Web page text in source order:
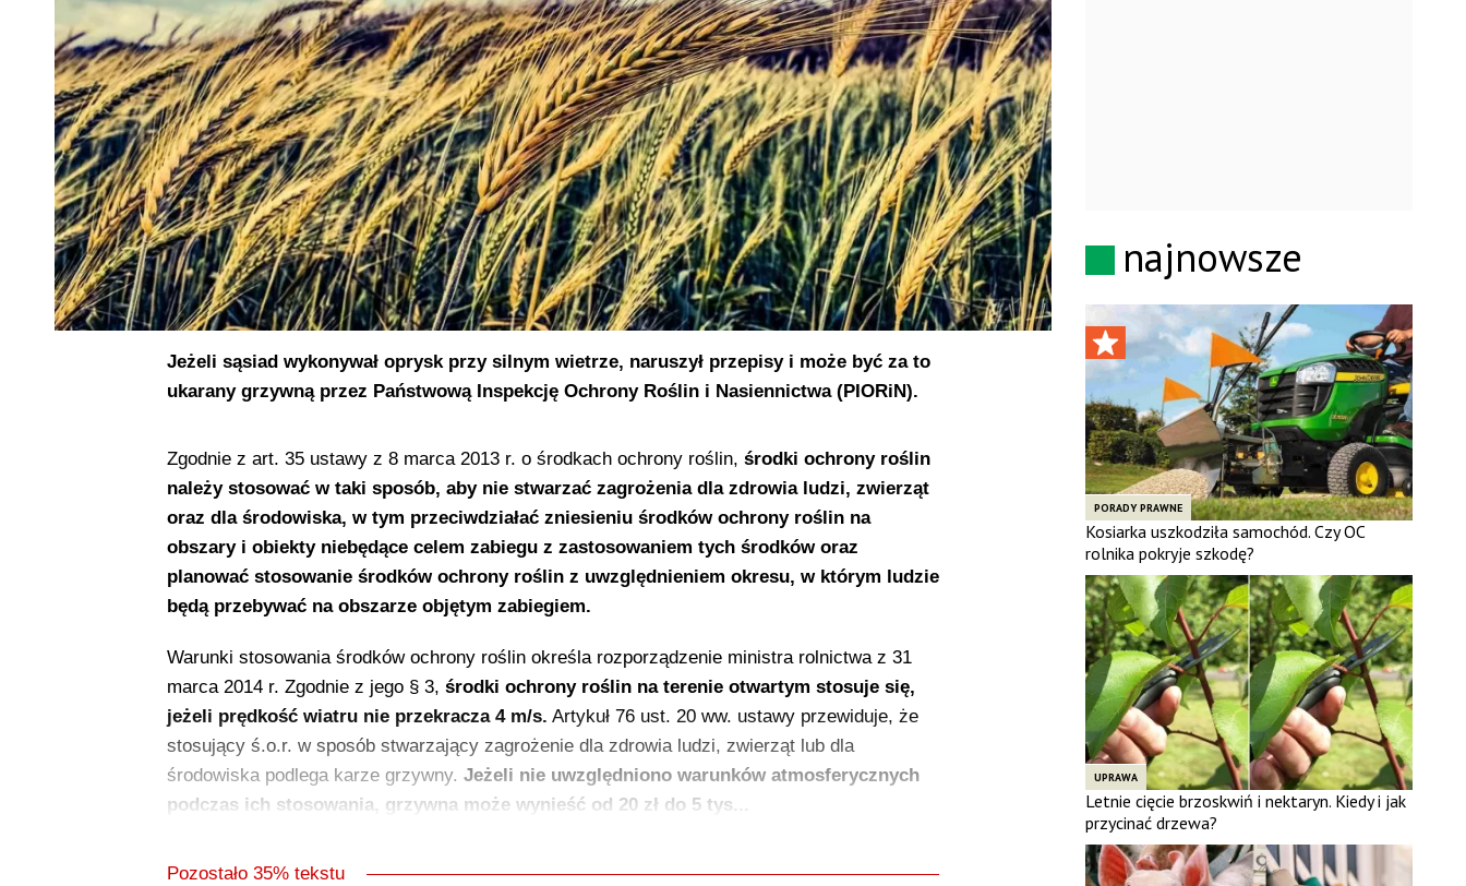
Jeżeli sąsiad wykonywał oprysk przy silnym wietrze, naruszył przepisy i może być za to
ukarany grzywną przez Państwową Inspekcję Ochrony Roślin i Nasiennictwa (PIORiN).
Zgodnie z art. 35 ustawy z 8 marca 2013 r. o środkach ochrony roślin, środki ochrony roślin
należy stosować w taki sposób, aby nie stwarzać zagrożenia dla zdrowia ludzi, zwierząt
oraz dla środowiska, w tym przeciwdziałać zniesieniu środków ochrony roślin na
obszary i obiekty niebędące celem zabiegu z zastosowaniem tych środków oraz
planować stosowanie środków ochrony roślin z uwzględnieniem okresu, w którym ludzie
będą przebywać na obszarze objętym zabiegiem.
Warunki stosowania środków ochrony roślin określa rozporządzenie ministra rolnictwa z 31
marca 2014 r. Zgodnie z jego § 3, środki ochrony roślin na terenie otwartym stosuje się,
jeżeli prędkość wiatru nie przekracza 4 m/s. Artykuł 76 ust. 20 ww. ustawy przewiduje, że
stosujący ś.o.r. w sposób stwarzający zagrożenie dla zdrowia ludzi, zwierząt lub dla
środowiska podlega karze grzywny. Jeżeli nie uwzględniono warunków atmosferycznych
podczas ich stosowania, grzywna może wynieść od 20 zł do 5 tys...
Pozostało 35% tekstu
najnowsze
PORADY PRAWNE
Kosiarka uszkodziła samochód. Czy OC
rolnika pokryje szkodę?
UPRAWA
Letnie cięcie brzoskwiń i nektaryn. Kiedy i jak
przycinać drzewa?